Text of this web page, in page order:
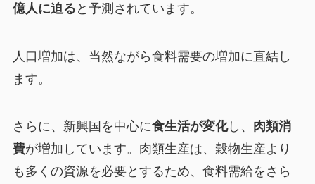
億人に迫る と予測されています。
人口増加は、当然ながら食料需要の増加に直結し
ます。
さらに、新興国を中心に食生活が変化し、 肉類消
費が増加しています。肉類生産は、穀物生産より
も多くの資源を必要とするため、食料需給をさら